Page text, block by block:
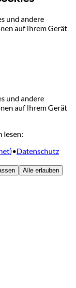
und andere
auf Ihrem Gerät
und andere
auf Ihrem Gerät
lesen:
)•Datenschutz
Alle erlauben